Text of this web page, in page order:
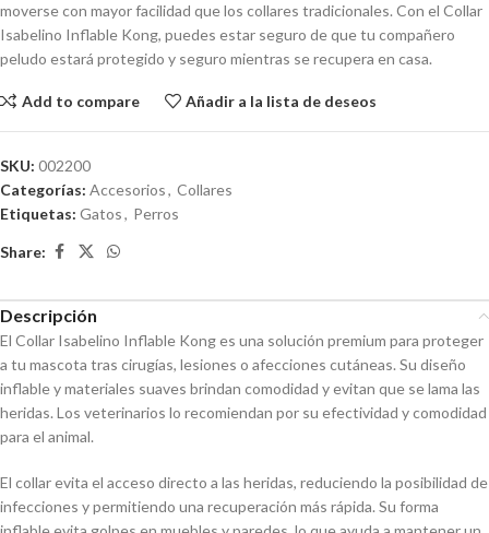
moverse con mayor facilidad que los collares tradicionales. Con el Collar
Isabelino Inflable Kong, puedes estar seguro de que tu compañero
peludo estará protegido y seguro mientras se recupera en casa.
Add to compare Añadir a la lista de deseos
SKU: 002200
Categorías: Accesorios, Collares
Etiquetas: Gatos, Perros
Share:
Descripción
El Collar Isabelino Inflable Kong es una solución premium para proteger
a tu mascota tras cirugías, lesiones o afecciones cutáneas. Su diseño
inflable y materiales suaves brindan comodidad y evitan que se lama las
heridas. Los veterinarios lo recomiendan por su efectividad y comodidad
para el animal.
El collar evita el acceso directo a las heridas, reduciendo la posibilidad de
infecciones y permitiendo una recuperación más rápida. Su forma